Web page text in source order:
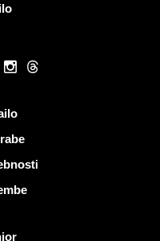
Instagram
Threads